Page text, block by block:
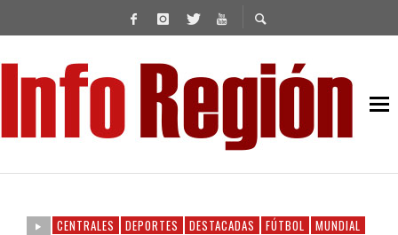
CENTRALES DEPORTES DESTACADAS FÚTBOL
MUNDIAL